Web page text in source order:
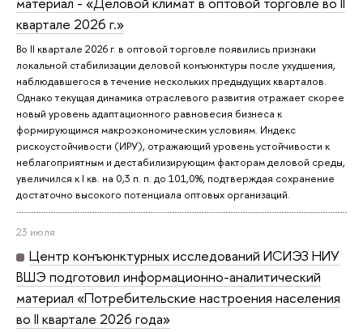
квартале 2026 г.»
Во II квартале 2026 г. в оптовой торговле появились признаки
локальной стабилизации деловой конъюнктуры после ухудшения,
наблюдавшегося в течение нескольких предыдущих кварталов.
Однако текущая динамика отраслевого развития отражает скорее
новый уровень адаптационного равновесия бизнеса к
формирующимся макроэкономическим условиям. Индекс
рискоустойчивости (ИРУ), отражающий уровень устойчивости к
неблагоприятным и дестабилизирующим факторам деловой среды,
увеличился к I кв. на 0,3 п. п. до 101,0%, подтверждая сохранение
достаточно высокого потенциала оптовых организаций.
23 июля
Центр конъюнктурных исследований ИСИЭЗ НИУ
ВШЭ подготовил информационно-аналитический
материал «Потребительские настроения населения
во II квартале 2026 года»